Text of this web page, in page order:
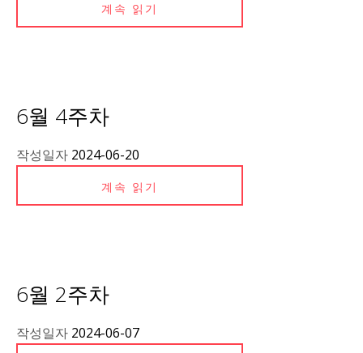
계속 읽기
6월 4주차
작성일자 2024-06-20
계속 읽기
6월 2주차
작성일자 2024-06-07